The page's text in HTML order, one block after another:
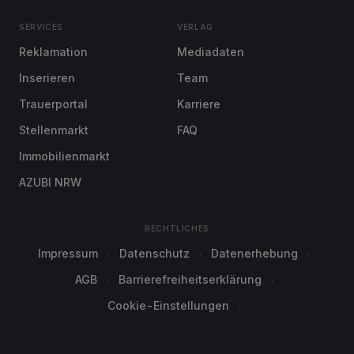
SERVICES
Reklamation
Inserieren
Trauerportal
Stellenmarkt
Immobilienmarkt
AZUBI NRW
VERLAG
Mediadaten
Team
Karriere
FAQ
RECHTLICHES
Impressum Datenschutz
Datenerhebung
AGB
Barrierefreiheitserklärung
Cookie-Einstellungen